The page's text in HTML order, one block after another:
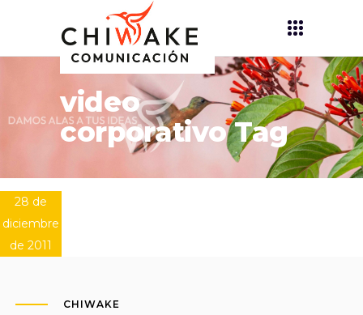
video
corporativo Tag
28 de
diciembre
de 2011
CHIWAKE